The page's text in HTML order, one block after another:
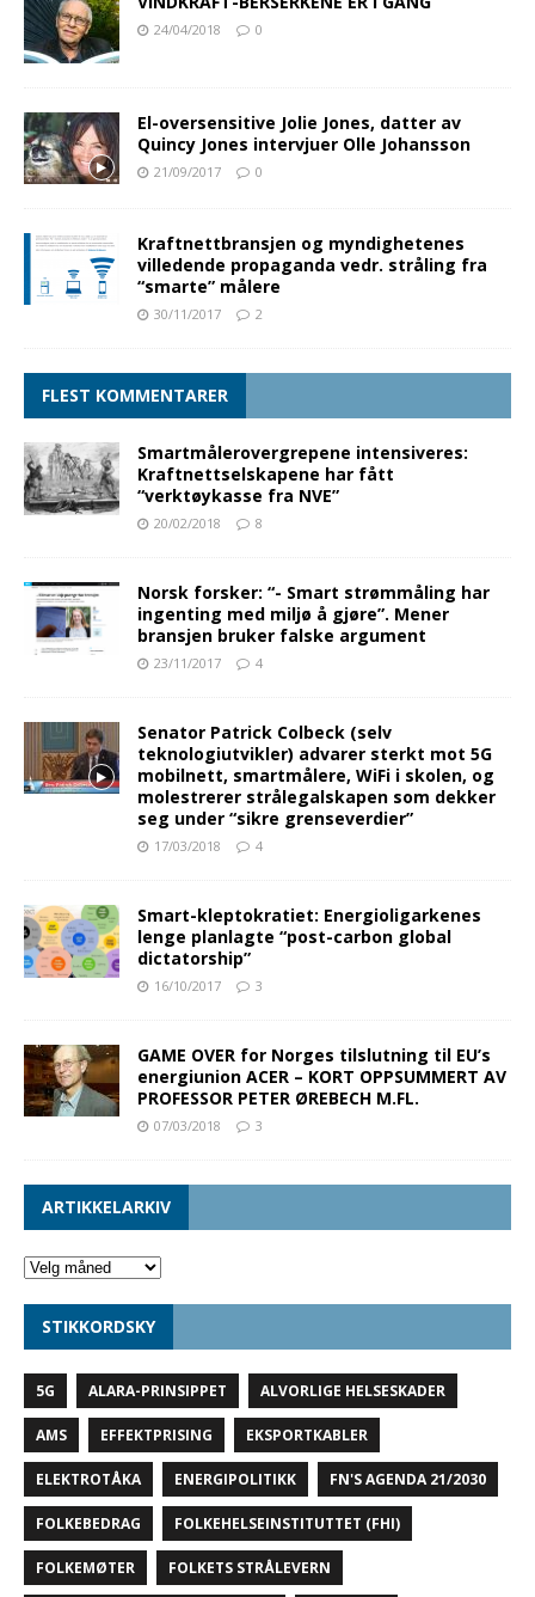
24/04/2018 0
El-oversensitive Jolie Jones, datter av
Quincy Jones intervjuer Olle Johansson
21/09/2017 0
Kraftnettbransjen og myndighetenes
villedende propaganda vedr. stråling fra
“smarte” målere
30/11/2017 2
FLEST KOMMENTARER
Smartmålerovergrepene intensiveres:
Kraftnettselskapene har fått
“verktøykasse fra NVE”
20/02/2018 8
Norsk forsker: “- Smart strømmåling har
ingenting med miljø å gjøre”. Mener
bransjen bruker falske argument
23/11/2017 4
Senator Patrick Colbeck (selv
teknologiutvikler) advarer sterkt mot 5G
mobilnett, smartmålere, WiFi i skolen, og
molestrerer strålegalskapen som dekker
seg under “sikre grenseverdier”
17/03/2018 4
Smart-kleptokratiet: Energioligarkenes
lenge planlagte “post-carbon global
dictatorship”
16/10/2017 3
GAME OVER for Norges tilslutning til EU’s
energiunion ACER – KORT OPPSUMMERT AV
PROFESSOR PETER ØREBECH M.FL.
07/03/2018 3
ARTIKKELARKIV
STIKKORDSKY
5G ALARA-PRINSIPPET ALVORLIGE HELSESKADER
AMS EFFEKTPRISING EKSPORTKABLER
ELEKTROTÅKA ENERGIPOLITIKK FN'S AGENDA 21/2030
FOLKEBEDRAG FOLKEHELSEINSTITUTTET (FHI)
FOLKEMØTER FOLKETS STRÅLEVERN